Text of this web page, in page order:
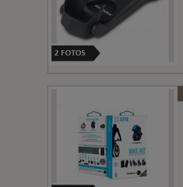
2 FOTOS